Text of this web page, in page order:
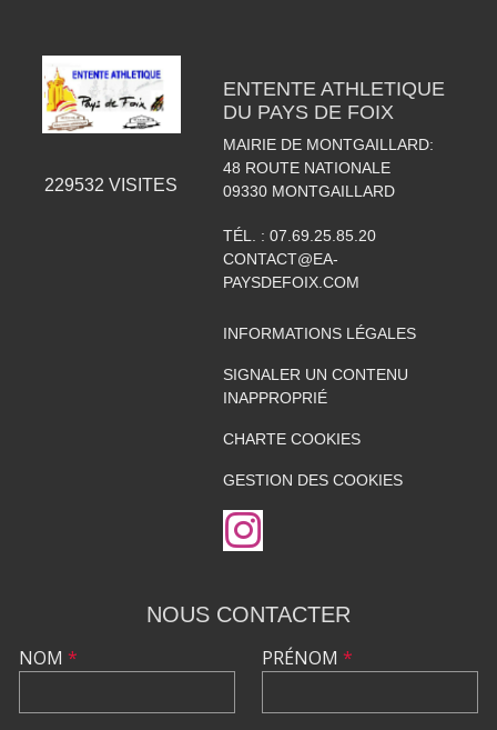
229532 VISITES
ENTENTE ATHLETIQUE
DU PAYS DE FOIX
MAIRIE DE MONTGAILLARD:
48 ROUTE NATIONALE
09330 MONTGAILLARD
TÉL. : 07.69.25.85.20
CONTACT@EA-
PAYSDEFOIX.COM
INFORMATIONS LÉGALES
SIGNALER UN CONTENU
INAPPROPRIÉ
CHARTE COOKIES
GESTION DES COOKIES
NOUS CONTACTER
NOM * PRÉNOM *